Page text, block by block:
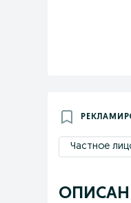
Частное